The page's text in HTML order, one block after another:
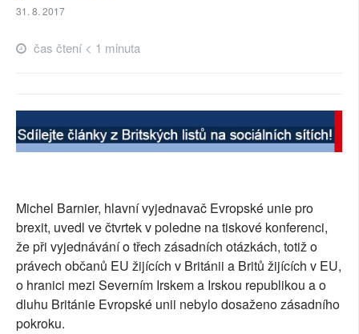
SOCIÁLNÍ SÍTĚ
PLNÁ VERZE STRÁNEK
31. 8. 2017
čas čtení < 1 minuta
Michel Barnier, hlavní vyjednavač Evropské unie pro
brexit, uvedl ve čtvrtek v poledne na tiskové konferenci,
že při vyjednávání o třech zásadních otázkách, totiž o
právech občanů EU žijících v Británii a Britů žijících v EU,
o hranici mezi Severním Irskem a Irskou republikou a o
dluhu Británie Evropské unii nebylo dosaženo zásadního
pokroku.